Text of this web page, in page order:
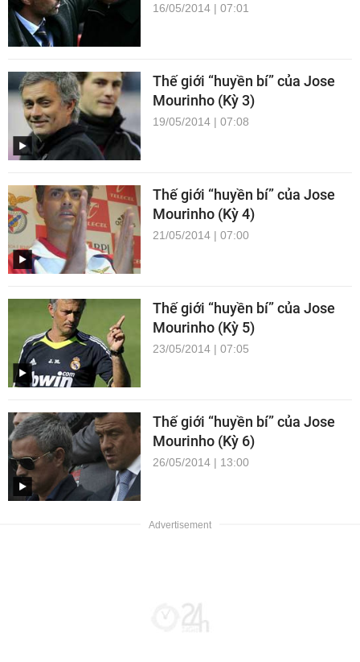
16/05/2014 | 07:01
Thế giới “huyền bí” của Jose
Mourinho (Kỳ 3)
19/05/2014 | 07:08
Thế giới “huyền bí” của Jose
Mourinho (Kỳ 4)
21/05/2014 | 07:00
Thế giới “huyền bí” của Jose
Mourinho (Kỳ 5)
23/05/2014 | 07:05
Thế giới “huyền bí” của Jose
Mourinho (Kỳ 6)
26/05/2014 | 13:00